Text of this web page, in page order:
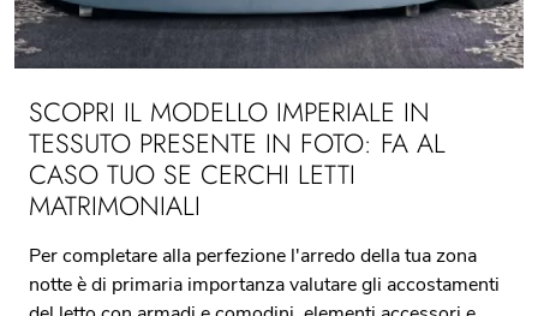
SCOPRI IL MODELLO IMPERIALE IN
TESSUTO PRESENTE IN FOTO: FA AL
CASO TUO SE CERCHI LETTI
MATRIMONIALI
Per completare alla perfezione l'arredo della tua zona
notte è di primaria importanza valutare gli accostamenti